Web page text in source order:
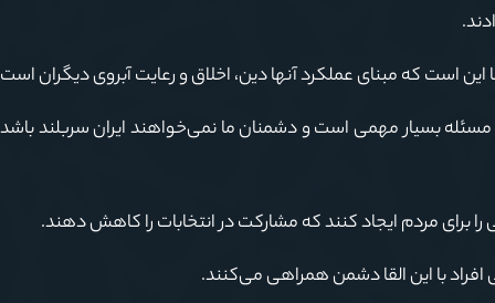
است که مبنای عملکرد آنها دین، اخلاق و رعایت آبروی دیگران
مسئله بسیار مهمی است و دشمنان ما نمی‌خواهند ایران سربلند
برای مردم ایجاد کنند که مشارکت در انتخابات را کاهش دهند.
افراد با این القا دشمن همراهی می‌کنند.